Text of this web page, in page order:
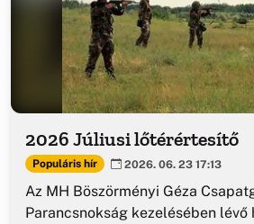
2026 Júliusi lőtérértesítő
Populáris hír 2026. 06. 23 17:13
Az MH Böszörményi Géza
Parancsnokság kezelésében lévő